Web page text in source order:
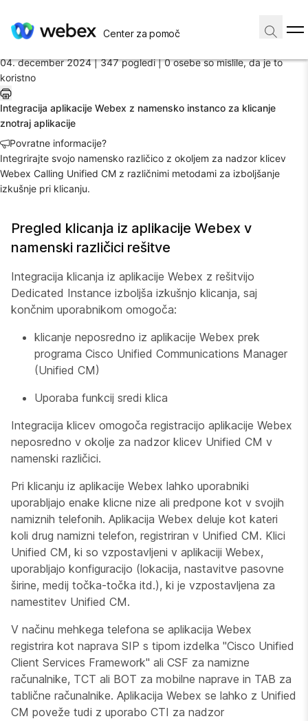
Center za pomoč
Članek
04. december 2024 |347 pogledi |0 osebe so mislile, da je to
koristno
Integracija aplikacije Webex z namensko instanco za klicanje
znotraj aplikacije
Povratne informacije?
Integrirajte svojo namensko različico z okoljem za nadzor klicev
Webex Calling Unified CM z različnimi metodami za izboljšanje
izkušnje pri klicanju.
Pregled klicanja iz aplikacije Webex v
namenski različici rešitve
Integracija klicanja iz aplikacije Webex z rešitvijo
Dedicated Instance izboljša izkušnjo klicanja, saj
končnim uporabnikom omogoča:
klicanje neposredno iz aplikacije Webex prek
programa Cisco Unified Communications Manager
(Unified CM)
Uporaba funkcij sredi klica
Integracija klicev omogoča registracijo aplikacije Webex
neposredno v okolje za nadzor klicev Unified CM v
namenski različici.
Pri klicanju iz aplikacije Webex lahko uporabniki
uporabljajo enake klicne nize ali predpone kot v svojih
namiznih telefonih. Aplikacija Webex deluje kot kateri
koli drug namizni telefon, registriran v Unified CM. Klici
Unified CM, ki so vzpostavljeni v aplikaciji Webex,
uporabljajo konfiguracijo (lokacija, nastavitve pasovne
širine, medij točka-točka itd.), ki je vzpostavljena za
namestitev Unified CM.
V načinu mehkega telefona se aplikacija Webex
registrira kot naprava SIP s tipom izdelka "Cisco Unified
Client Services Framework" ali CSF za namizne
računalnike, TCT ali BOT za mobilne naprave in TAB za
tablične računalnike. Aplikacija Webex se lahko z Unified
CM poveže tudi z uporabo CTI za nadzor